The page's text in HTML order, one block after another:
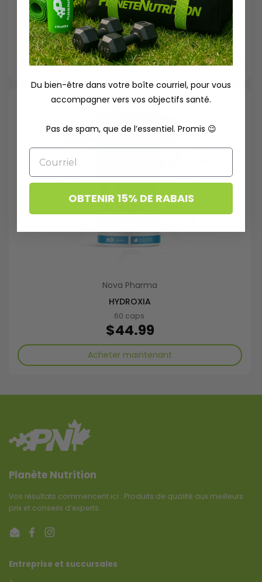
GLYCINE
500 g
Prix régulier
$49.99
Acheter maintenant
Nova Pharma
HYDROXIA
60 caps.
Prix régulier
$44.99
Acheter maintenant
Planète Nutrition
Vos résultats commencent ici : Produits de qualité aux meilleurs
prix et conseils d’experts.
EmailFacebookInstagram
Entreprise et succursales
Du bien-être dans votre boîte courriel, pour vous
accompagner vers vos objectifs santé.
Pas de spam, que de l’essentiel. Promis 😉
Email
OBTENIR 15% DE RABAIS